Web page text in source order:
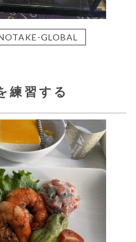
GLOBAL
練習する